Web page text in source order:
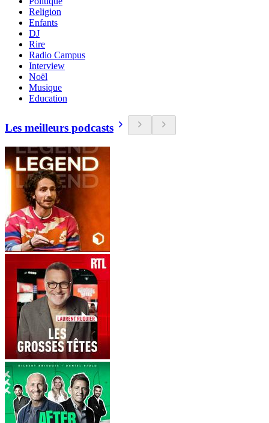
Religion
Enfants
DJ
Rire
Radio Campus
Interview
Noël
Musique
Education
Les meilleurs podcasts